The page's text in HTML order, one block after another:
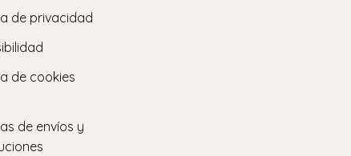
de privacidad
de cookies
de envíos y